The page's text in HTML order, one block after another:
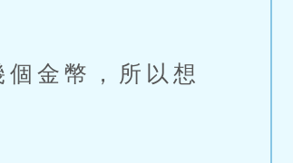
金幣，所以想